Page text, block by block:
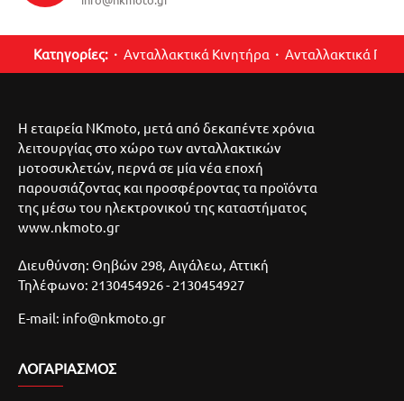
Κατηγορίες: Ανταλλακτικά Κινητήρα Ανταλλακτικά
Η εταιρεία NKmoto, μετά από δεκαπέντε χρόνια
λειτουργίας στο χώρο των ανταλλακτικών
μοτοσυκλετών, περνά σε μία νέα εποχή
παρουσιάζοντας και προσφέροντας τα προϊόντα
της μέσω του ηλεκτρονικού της καταστήματος
www.nkmoto.gr
Διευθύνση: Θηβών 298, Αιγάλεω, Αττική
Τηλέφωνο: 2130454926 - 2130454927
E-mail: info@nkmoto.gr
ΛΟΓΑΡΙΑΣΜΌΣ